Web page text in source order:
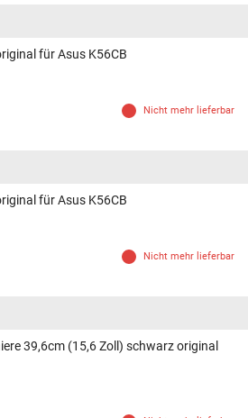
für Asus K56CB
Nicht mehr lieferbar
für Asus K56CB
Nicht mehr lieferbar
39,6cm (15,6 Zoll) schwarz original